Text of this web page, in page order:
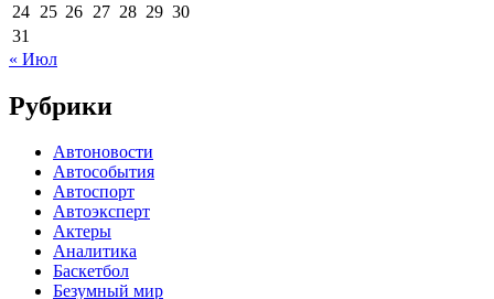
24 25 26 27 28 29 30
31
« Июл
Рубрики
Автоновости
Автособытия
Автоспорт
Автоэксперт
Актеры
Аналитика
Баскетбол
Безумный мир